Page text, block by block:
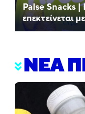
Palse Snacks |
επεκτείνεται
ΝΕΑ